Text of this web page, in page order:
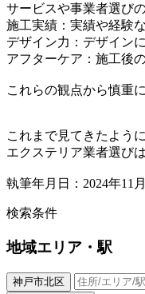
サービスや事業者選び
施工実績：実績や経験
デザイン力：デザイン
アフターケア：施工後
これらの観点から慎重
これまで見てきたよう
エクステリア業者選び
執筆年月日：2024年11
検索条件
地域エリア・駅
神戸市北区